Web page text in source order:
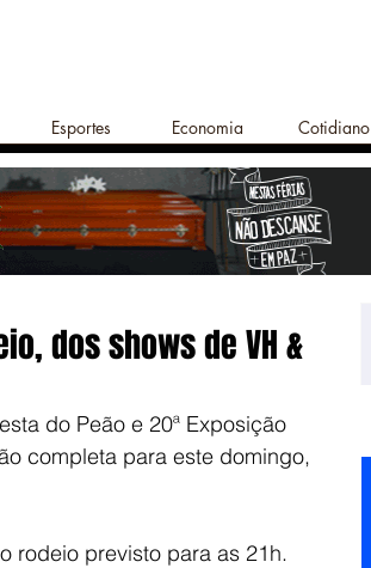
Esportes Economia Cotidiano
dos shows de VH &
do Peão e 20ª Exposição
completa para este domingo,
rodeio previsto para as 21h.